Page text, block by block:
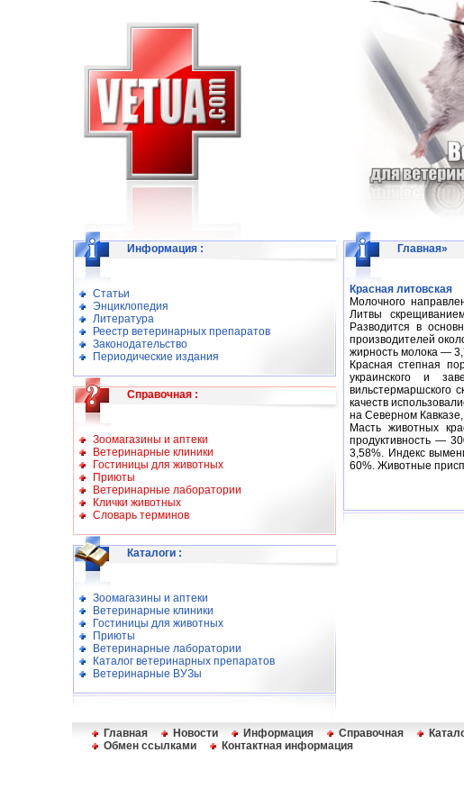
Информация :
Статьи
Энциклопедия
Литература
Реестр ветеринарных препаратов
Законодательство
Периодические издания
Справочная :
Зоомагазины и аптеки
Ветеринарные клиники
Гостиницы для животных
Приюты
Ветеринарные лаборатории
Клички животных
Словарь терминов
Каталоги :
Зоомагазины и аптеки
Ветеринарные клиники
Гостиницы для животных
Приюты
Ветеринарные лаборатории
Каталог ветеринарных препаратов
Ветеринарные ВУЗы
Главная»
Красная литовская
Молочного
Литвы
Разводится в
производителей
жирность молока —
Красная степная
украинского и
вильстермаршского
качеств
на Северном
Масть животных
продуктивность —
3,58%. Индекс
60%. Животные
Главная Новости Информация Справочная
Обмен ссылками
Контактная информация